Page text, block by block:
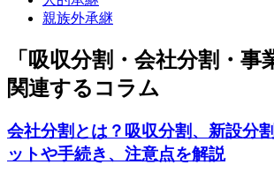
親族外承継
「吸収分割・会社分割・事
関連するコラム
会社分割とは？吸収分割、新設分
ットや手続き、注意点を解説